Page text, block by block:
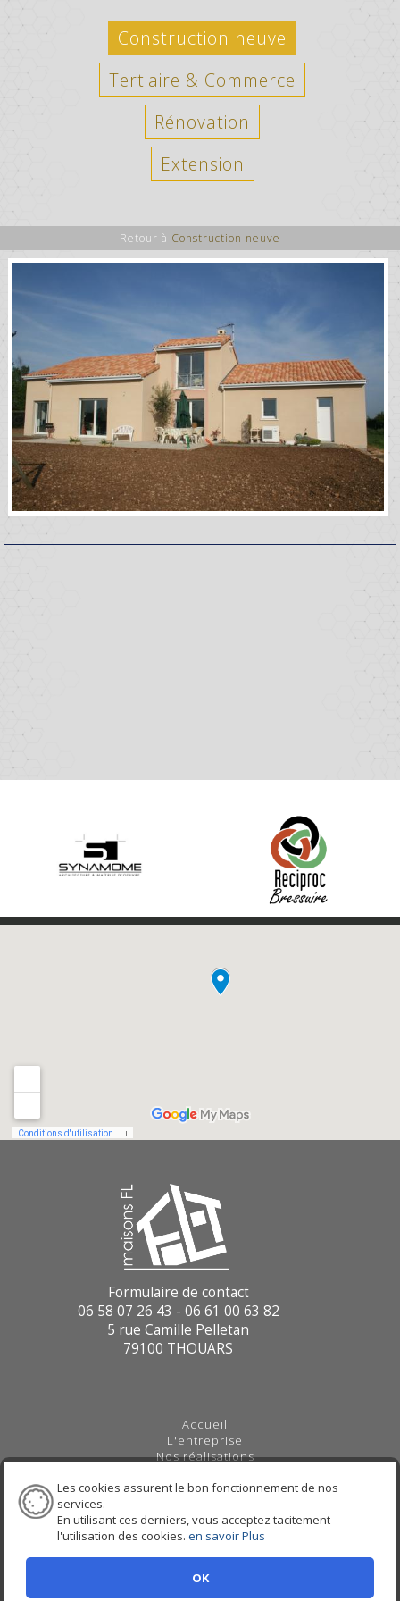
Les cookies assurent le bon fonctionnement de nos
services.
En utilisant ces derniers, vous acceptez tacitement
l'utilisation des cookies. en savoir Plus
OK
Construction neuve
Tertiaire & Commerce
Rénovation
Extension
Retour à Construction neuve
Formulaire de contact
06 58 07 26 43 - 06 61 00 63 82
5 rue Camille Pelletan
79100 THOUARS
Accueil
L'entreprise
Nos réalisations
Tertiaire & Commerce
Extension
Actualités
Nous contacter
Maître d'oeuvre Mirebeau